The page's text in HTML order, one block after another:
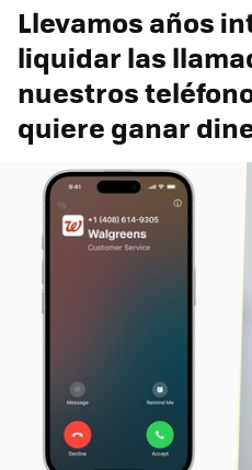
Llevamos años
liquidar las
nuestros
quiere ganar